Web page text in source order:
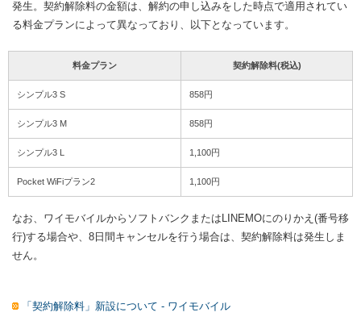
発生。契約解除料の金額は、解約の申し込みをした時点で適用されてい
る料金プランによって異なっており、以下となっています。
料金プラン 契約解除料(税込)
シンプル3 S 858円
シンプル3 M 858円
シンプル3 L 1,100円
Pocket WiFiプラン2 1,100円
なお、ワイモバイルからソフトバンクまたはLINEMOにのりかえ(番号移
行)する場合や、8日間キャンセルを行う場合は、契約解除料は発生しま
せん。
「契約解除料」新設について - ワイモバイル